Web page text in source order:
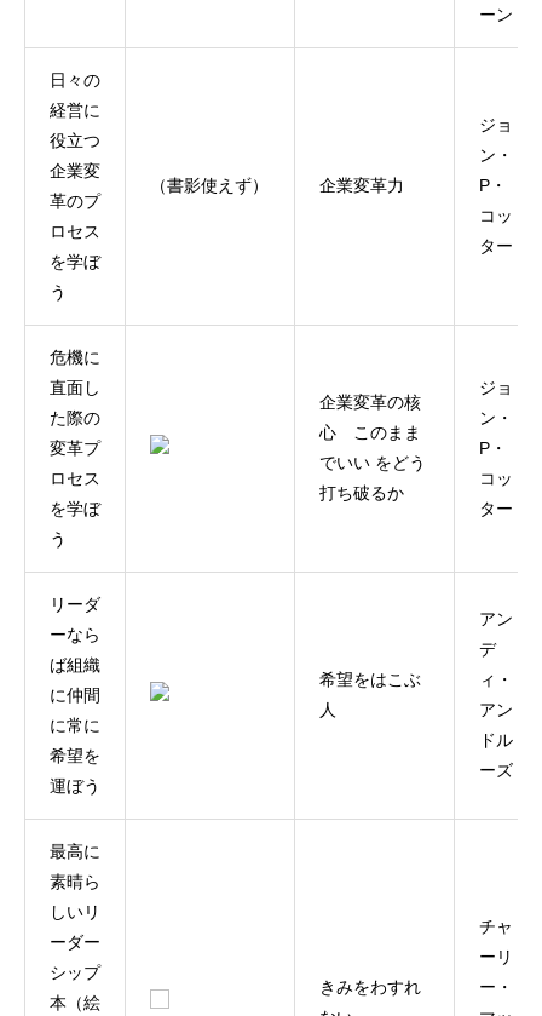
ーン
日々の
経営に
役立つ
企業変
革のプ
ロセス
を学ぼ
う
（書影使えず） 企業変革力
ジョ
ン・
P・
コッ
ター
危機に
直面し
た際の
変革プ
ロセス
を学ぼ
う
企業変革の核
心 このまま
でいい をどう
打ち破るか
ジョ
ン・
P・
コッ
ター
リーダ
ーなら
ば組織
に仲間
に常に
希望を
運ぼう
希望をはこぶ
人
アン
デ
ィ・
アン
ドル
ーズ
最高に
素晴ら
しいリ
ーダー
シップ
本（絵
きみをわすれ
チャ
ーリ
ー・